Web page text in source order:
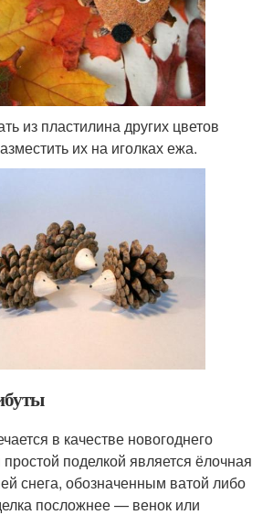
из пластилина других цветов
их на иголках ежа.
в качестве новогоднего
поделкой является ёлочная
снега, обозначенным ватой либо
посложнее — венок или